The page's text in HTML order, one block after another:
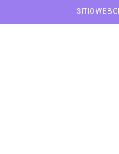
SITIO WEB